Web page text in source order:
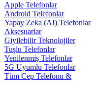
Apple Telefonlar
Android Telefonlar
Yapay Zeka (AI) Telefonlar
Aksesuarlar
Giyilebilir Teknolojiler
Tuşlu Telefonlar
Yenilenmiş Telefonlar
5G Uyumlu Telefonlar
Tüm Cep Telefonu &